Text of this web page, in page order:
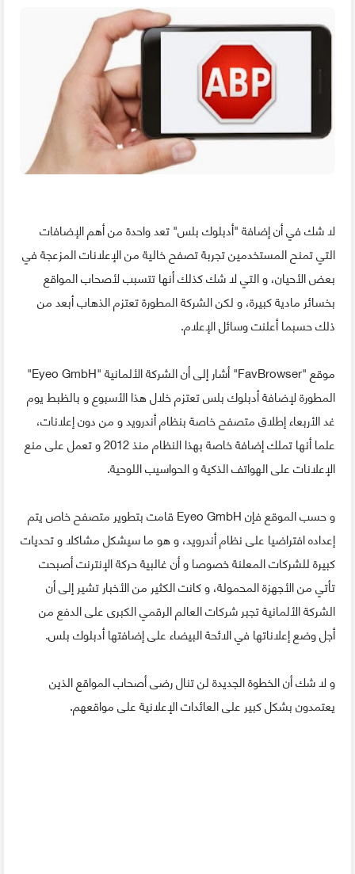
لا شك في أن إضافة "أدبلوك بلس" تعد واحدة من أهم الإضافات
التي تمنح المستخدمين تجربة تصفح خالية من الإعلانات المزعجة في
بعض الأحيان، و التي لا شك كذلك أنها تتسبب لأصحاب المواقع
بخسائر مادية كبيرة، و لكن الشركة المطورة تعتزم الذهاب أبعد من
ذلك حسبما أعلنت وسائل الإعلام.
موقع "FavBrowser" أشار إلى أن الشركة الألمانية "Eyeo GmbH"
المطورة لإضافة أدبلوك بلس تعتزم خلال هذا الأسبوع و بالظبط يوم
غد الأربعاء إطلاق متصفح خاصة بنظام أندرويد و من دون إعلانات،
علما أنها تملك إضافة خاصة بهذا النظام منذ 2012 و تعمل على منع
الإعلانات على الهواتف الذكية و الحواسيب اللوحية.
و حسب الموقع فإن Eyeo GmbH قامت بتطوير متصفح خاص يتم
إعداده افتراضيا على نظام أندرويد، و هو ما سيشكل مشاكلا و تحديات
كبيرة للشركات المعلنة خصوصا و أن غالبية حركة الإنترنت أصبحت
تأتي من الأجهزة المحمولة، و كانت الكثير من الأخبار تشير إلى أن
الشركة الألمانية تجبر شركات العالم الرقمي الكبرى على الدفع من
أجل وضع إعلاناتها في الائحة البيضاء على إضافتها أدبلوك بلس.
و لا شك أن الخطوة الجديدة لن تنال رضى أصحاب المواقع الذين
يعتمدون بشكل كبير على العائدات الإعلانية على مواقعهم.